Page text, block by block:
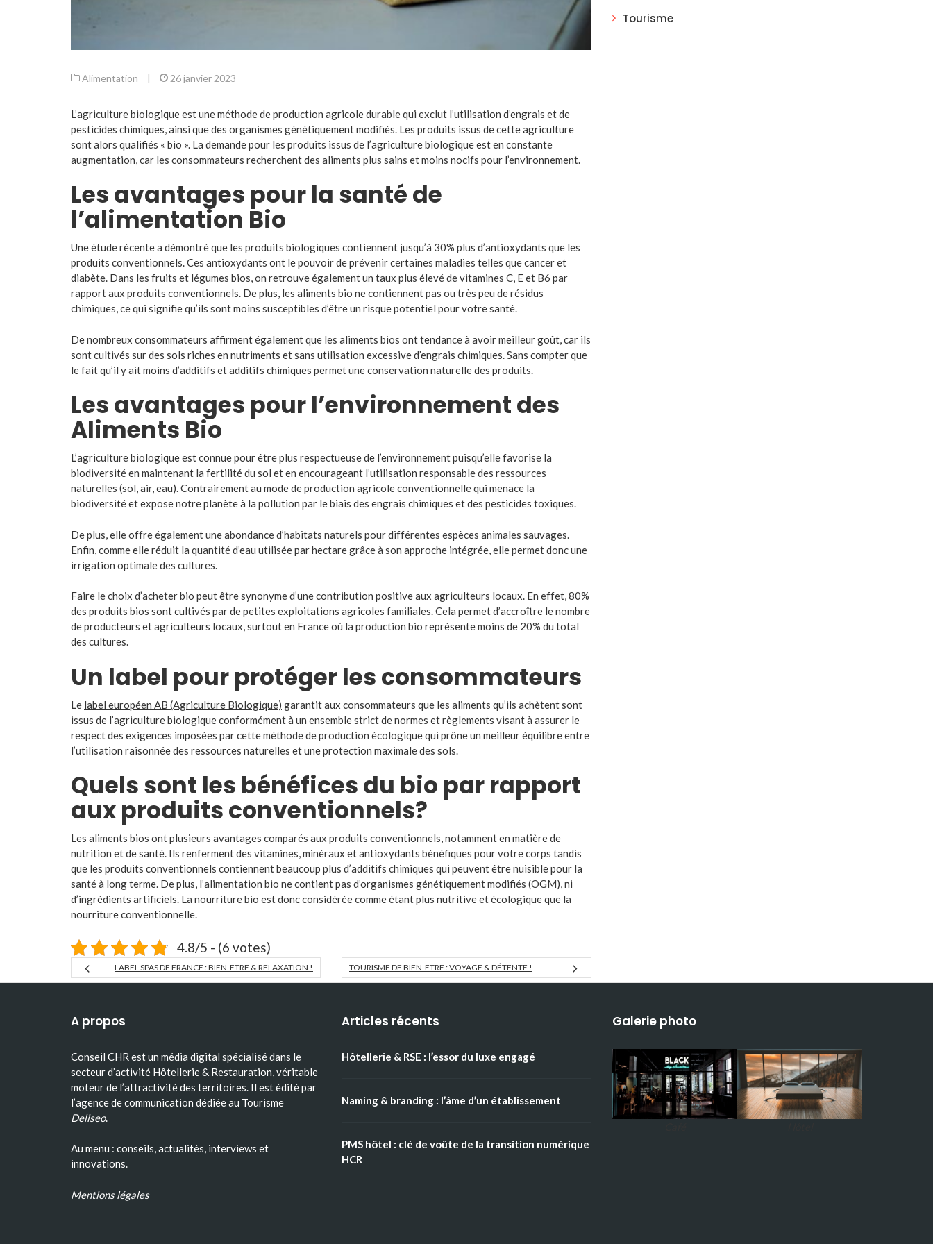
Alimentation | 26 janvier 2023
L’agriculture biologique est une méthode de production agricole durable qui exclut l’utilisation d’engrais et de
pesticides chimiques, ainsi que des organismes génétiquement modifiés. Les produits issus de cette agriculture
sont alors qualifiés « bio ». La demande pour les produits issus de l’agriculture biologique est en constante
augmentation, car les consommateurs recherchent des aliments plus sains et moins nocifs pour l’environnement.
Les avantages pour la santé de
l’alimentation Bio
Une étude récente a démontré que les produits biologiques contiennent jusqu’à 30% plus d’antioxydants que les
produits conventionnels. Ces antioxydants ont le pouvoir de prévenir certaines maladies telles que cancer et
diabète. Dans les fruits et légumes bios, on retrouve également un taux plus élevé de vitamines C, E et B6 par
rapport aux produits conventionnels. De plus, les aliments bio ne contiennent pas ou très peu de résidus
chimiques, ce qui signifie qu’ils sont moins susceptibles d’être un risque potentiel pour votre santé.
De nombreux consommateurs affirment également que les aliments bios ont tendance à avoir meilleur goût, car ils
sont cultivés sur des sols riches en nutriments et sans utilisation excessive d’engrais chimiques. Sans compter que
le fait qu’il y ait moins d’additifs et additifs chimiques permet une conservation naturelle des produits.
Les avantages pour l’environnement des
Aliments Bio
L’agriculture biologique est connue pour être plus respectueuse de l’environnement puisqu’elle favorise la
biodiversité en maintenant la fertilité du sol et en encourageant l’utilisation responsable des ressources
naturelles (sol, air, eau). Contrairement au mode de production agricole conventionnelle qui menace la
biodiversité et expose notre planète à la pollution par le biais des engrais chimiques et des pesticides toxiques.
De plus, elle offre également une abondance d’habitats naturels pour différentes espèces animales sauvages.
Enfin, comme elle réduit la quantité d’eau utilisée par hectare grâce à son approche intégrée, elle permet donc une
irrigation optimale des cultures.
Faire le choix d’acheter bio peut être synonyme d’une contribution positive aux agriculteurs locaux. En effet, 80%
des produits bios sont cultivés par de petites exploitations agricoles familiales. Cela permet d’accroître le nombre
de producteurs et agriculteurs locaux, surtout en France où la production bio représente moins de 20% du total
des cultures.
Un label pour protéger les consommateurs
Le label européen AB (Agriculture Biologique) garantit aux consommateurs que les aliments qu’ils achètent sont
issus de l’agriculture biologique conformément à un ensemble strict de normes et règlements visant à assurer le
respect des exigences imposées par cette méthode de production écologique qui prône un meilleur équilibre entre
l’utilisation raisonnée des ressources naturelles et une protection maximale des sols.
Quels sont les bénéfices du bio par rapport
aux produits conventionnels?
Les aliments bios ont plusieurs avantages comparés aux produits conventionnels, notamment en matière de
nutrition et de santé. Ils renferment des vitamines, minéraux et antioxydants bénéfiques pour votre corps tandis
que les produits conventionnels contiennent beaucoup plus d’additifs chimiques qui peuvent être nuisible pour la
santé à long terme. De plus, l’alimentation bio ne contient pas d’organismes génétiquement modifiés (OGM), ni
d’ingrédients artificiels. La nourriture bio est donc considérée comme étant plus nutritive et écologique que la
nourriture conventionnelle.
4.8/5 - (6 votes)
LABEL SPAS DE FRANCE : BIEN-ETRE & RELAXATION ! TOURISME DE BIEN-ETRE : VOYAGE & DÉTENTE !
Tourisme
A propos
Conseil CHR est un média digital spécialisé dans le
secteur d’activité Hôtellerie & Restauration, véritable
moteur de l’attractivité des territoires. Il est édité par
l’agence de communication dédiée au Tourisme
Deliseo.
Au menu : conseils, actualités, interviews et
innovations.
Mentions légales
Articles récents
Hôtellerie & RSE : l’essor du luxe engagé
Naming & branding : l’âme d’un établissement
PMS hôtel : clé de voûte de la transition numérique
HCR
Galerie photo